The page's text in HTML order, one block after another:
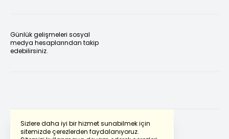
Sizlere daha iyi bir hizmet sunabilmek için
sitemizde çerezlerden faydalanıyoruz.
Günlük gelişmeleri sosyal
medya hesaplarından takip
edebilirsiniz.